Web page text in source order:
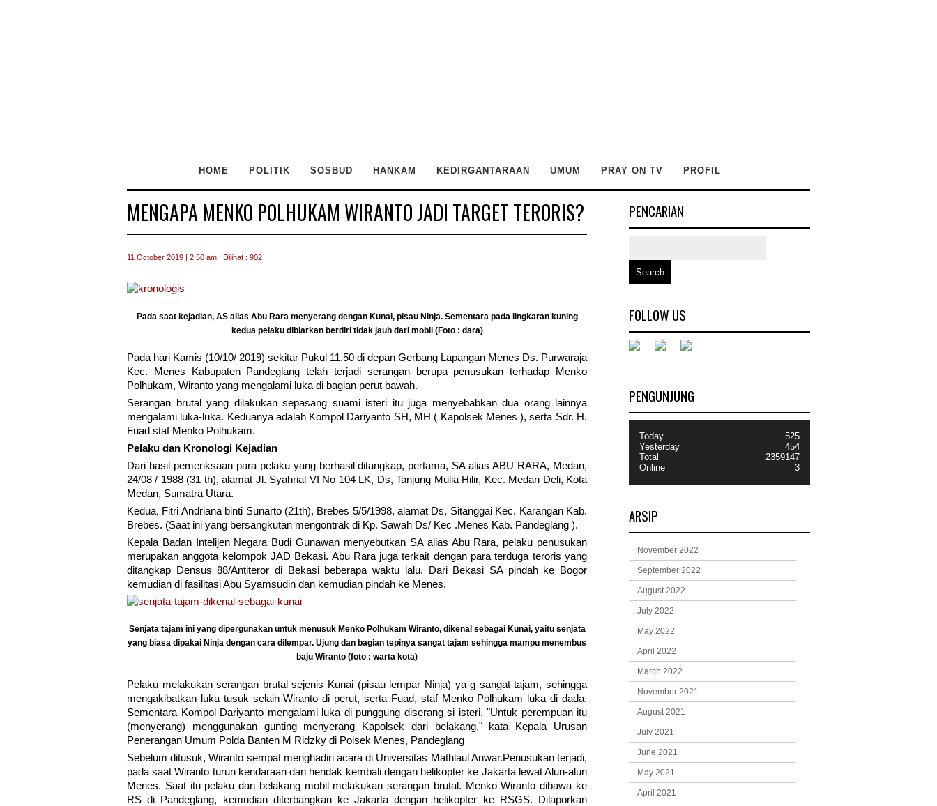
HOME POLITIK SOSBUD HANKAM KEDIRGANTARAAN UMUM PRAY ON TV PROFIL
MENGAPA MENKO POLHUKAM WIRANTO JADI TARGET TERORIS?
11 October 2019 | 2:50 am | Dilihat : 902
Pada saat kejadian, AS alias Abu Rara menyerang dengan Kunai, pisau Ninja. Sementara pada lingkaran kuning
kedua pelaku dibiarkan berdiri tidak jauh dari mobil (Foto : dara)
Pada hari Kamis (10/10/ 2019) sekitar Pukul 11.50 di depan Gerbang Lapangan Menes Ds. Purwaraja
Kec. Menes Kabupaten Pandeglang telah terjadi serangan berupa penusukan terhadap Menko
Polhukam, Wiranto yang mengalami luka di bagian perut bawah.
Serangan brutal yang dilakukan sepasang suami isteri itu juga menyebabkan dua orang lainnya
mengalami luka-luka. Keduanya adalah Kompol Dariyanto SH, MH ( Kapolsek Menes ), serta Sdr. H.
Fuad staf Menko Polhukam.
Pelaku dan Kronologi Kejadian
Dari hasil pemeriksaan para pelaku yang berhasil ditangkap, pertama, SA alias ABU RARA, Medan,
24/08 / 1988 (31 th), alamat Jl. Syahrial VI No 104 LK, Ds, Tanjung Mulia Hilir, Kec. Medan Deli, Kota
Medan, Sumatra Utara.
Kedua, Fitri Andriana binti Sunarto (21th), Brebes 5/5/1998, alamat Ds, Sitanggai Kec. Karangan Kab.
Brebes. (Saat ini yang bersangkutan mengontrak di Kp. Sawah Ds/ Kec .Menes Kab. Pandeglang ).
Kepala Badan Intelijen Negara Budi Gunawan menyebutkan SA alias Abu Rara, pelaku penusukan
merupakan anggota kelompok JAD Bekasi. Abu Rara juga terkait dengan para terduga teroris yang
ditangkap Densus 88/Antiteror di Bekasi beberapa waktu lalu. Dari Bekasi SA pindah ke Bogor
kemudian di fasilitasi Abu Syamsudin dan kemudian pindah ke Menes.
Senjata tajam ini yang dipergunakan untuk menusuk Menko Polhukam Wiranto, dikenal sebagai Kunai, yaitu senjata
yang biasa dipakai Ninja dengan cara dilempar. Ujung dan bagian tepinya sangat tajam sehingga mampu menembus
baju Wiranto (foto : warta kota)
Pelaku melakukan serangan brutal sejenis Kunai (pisau lempar Ninja) ya g sangat tajam, sehingga
mengakibatkan luka tusuk selain Wiranto di perut, serta Fuad, staf Menko Polhukam luka di dada.
Sementara Kompol Dariyanto mengalami luka di punggung diserang si isteri. "Untuk perempuan itu
(menyerang) menggunakan gunting menyerang Kapolsek dari belakang," kata Kepala Urusan
Penerangan Umum Polda Banten M Ridzky di Polsek Menes, Pandeglang
Sebelum ditusuk, Wiranto sempat menghadiri acara di Universitas Mathlaul Anwar.Penusukan terjadi,
pada saat Wiranto turun kendaraan dan hendak kembali dengan helikopter ke Jakarta lewat Alun-alun
Menes. Saat itu pelaku dari belakang mobil melakukan serangan brutal. Menko Wiranto dibawa ke
RS di Pandeglang, kemudian diterbangkan ke Jakarta dengan helikopter ke RSGS. Dilaporkan
PENCARIAN
FOLLOW US
PENGUNJUNG
Today
Yesterday
Total
Online
525
454
2359147
3
ARSIP
November 2022
September 2022
August 2022
July 2022
May 2022
April 2022
March 2022
November 2021
August 2021
July 2021
June 2021
May 2021
April 2021